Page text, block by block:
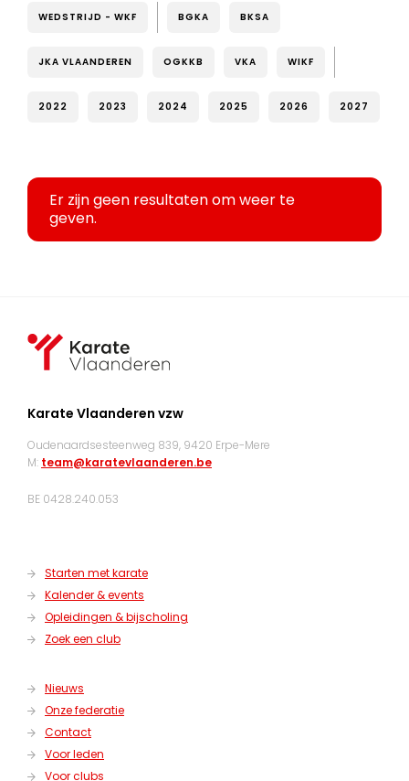
WEDSTRIJD - WKF BGKA BKSA
JKA VLAANDEREN OGKKB VKA WIKF
2022 2023 2024 2025 2026 2027
Er zijn geen resultaten om weer te
geven.
Karate Vlaanderen vzw
Oudenaardsesteenweg 839, 9420 Erpe-Mere
M: team@karatevlaanderen.be
BE 0428.240.053
Starten met karate
Kalender & events
Opleidingen & bijscholing
Zoek een club
Nieuws
Onze federatie
Contact
Voor leden
Voor clubs